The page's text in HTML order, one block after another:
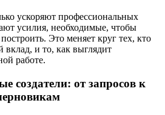
ускоряют профессиональных
усилия, необходимые, чтобы
Это меняет круг тех, кто
и то, как выглядит
работе.
создатели: от запросов к